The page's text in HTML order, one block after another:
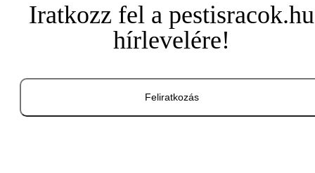
Iratkozz fel a pestisracok.hu
hírlevelére!
Feliratkozás